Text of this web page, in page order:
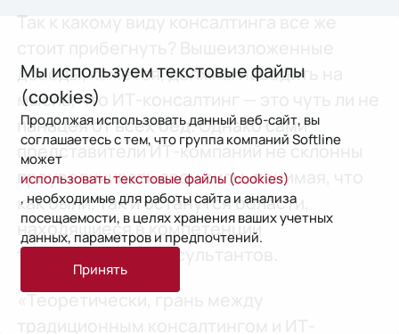
Так к какому виду консалтинга все же
доводы, кажется, должны наводить на
мысль, что ИТ-консалтинг — это чуть ли не
панацея от всех бед. Однако сами
представители ИТ-компаний не склонны
преувеличивать свои силы, понимая, что
как были, так и останутся области,
находящиеся в компетенции
традиционных консультантов.
«Теоретически, грань между
Мы используем текстовые файлы
(cookies)
Продолжая использовать данный веб-сайт, вы
соглашаетесь с тем, что группа компаний Softline
может
использовать текстовые файлы (cookies)
, необходимые для работы сайта и анализа
посещаемости, в целях хранения ваших учетных
данных, параметров и предпочтений.
Принять